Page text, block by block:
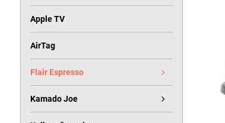
Apple TV
AirTag
Flair Espresso
Kamado Joe